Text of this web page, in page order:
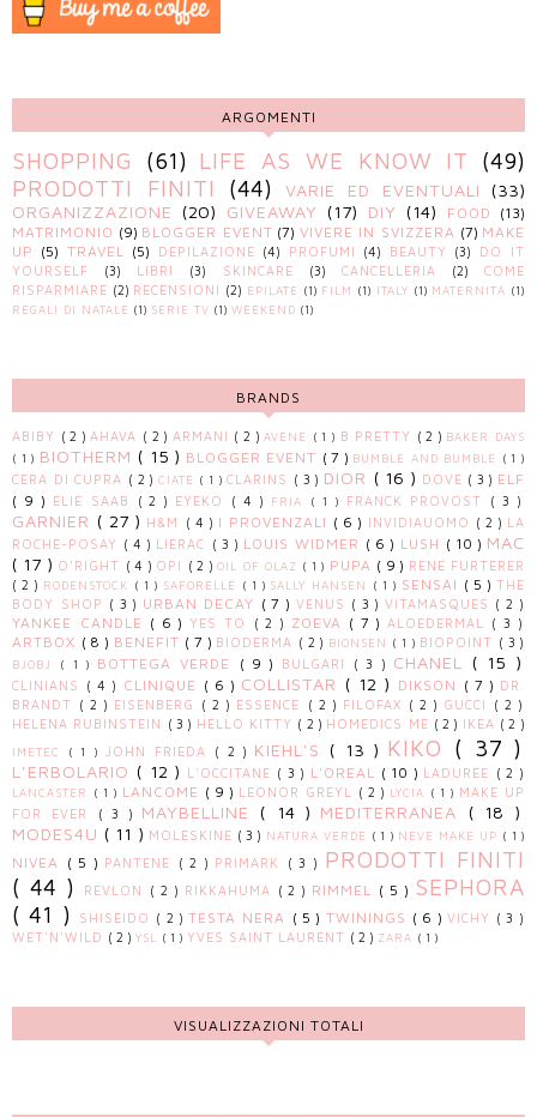
ARGOMENTI
SHOPPING (61) LIFE AS WE KNOW IT
(49)
PRODOTTI FINITI
(44) VARIE ED EVENTUALI
(33)
ORGANIZZAZIONE
(20) GIVEAWAY (17) DIY (14) FOOD
(13)
MATRIMONIO (9) BLOGGER EVENT (7) VIVERE IN SVIZZERA (7) MAKE
UP (5) TRAVEL (5) DEPILAZIONE (4) PROFUMI (4) BEAUTY (3)
DO IT
YOURSELF
(3) LIBRI (3) SKINCARE (3) CANCELLERIA (2)
COME
RISPARMIARE (2) RECENSIONI (2) EPILATE (1) FILM (1) ITALY (1) MATERNITÀ (1)
REGALI DI NATALE (1) SERIE TV (1) WEEKEND (1)
BRANDS
ABIBY ( 2 )AHAVA ( 2 ) ARMANI ( 2 )AVÈNE ( 1 ) B PRETTY ( 2 ) BAKER DAYS
( 1 ) BIOTHERM ( 15 ) BLOGGER EVENT ( 7 ) BUMBLE AND BUMBLE ( 1 )
CERA DI CUPRA ( 2 ) CIATÈ ( 1 )CLARINS ( 3 ) DIOR ( 16 ) DOVE ( 3 ) ELF
( 9 )
ELIE SAAB ( 2 ) EYEKO ( 4 ) FRIA ( 1 ) FRANCK PROVOST ( 3 )
GARNIER ( 27 ) H&M ( 4 ) I PROVENZALI ( 6 ) INVIDIAUOMO ( 2 ) LA
ROCHE-POSAY ( 4 ) LIERAC ( 3 ) LOUIS WIDMER ( 6 ) LUSH ( 10 ) MAC
( 17 ) O'RIGHT ( 4 ) OPI ( 2 )OIL OF OLAZ ( 1 ) PUPA ( 9 ) RENE FURTERER
( 2 )
RODENSTOCK ( 1 ) SAFORELLE ( 1 ) SALLY HANSEN ( 1 ) SENSAI ( 5 )THE
BODY SHOP ( 3 ) URBAN DECAY ( 7 ) VENUS ( 3 ) VITAMASQUES ( 2 )
YANKEE CANDLE ( 6 ) YES TO ( 2 ) ZOEVA ( 7 ) ALOEDERMAL ( 3 )
ARTBOX ( 8 ) BENEFIT ( 7 ) BIODERMA ( 2 ) BIONSEN ( 1 ) BIOPOINT ( 3 )
BJOBJ ( 1 ) BOTTEGA VERDE ( 9 ) BULGARI ( 3 ) CHANEL ( 15 )
CLINIANS ( 4 ) CLINIQUE ( 6 ) COLLISTAR ( 12 ) DIKSON ( 7 )
DR.
BRANDT ( 2 ) EISENBERG ( 2 ) ESSENCE ( 2 ) FILOFAX ( 2 ) GUCCI ( 2 )
HELENA RUBINSTEIN
( 3 ) HELLO KITTY ( 2 ) HOMEDICS ME ( 2 ) IKEA ( 2 )
IMETEC ( 1 ) JOHN FRIEDA ( 2 ) KIEHL'S ( 13 ) KIKO ( 37 )
L'ERBOLARIO ( 12 ) L'OCCITANE ( 3 ) L'OREAL ( 10 ) LADUREE ( 2 )
LANCASTER ( 1 ) LANCOME ( 9 ) LEONOR GREYL ( 2 ) LYCIA ( 1 )
MAKE UP
FOR EVER
( 3 ) MAYBELLINE ( 14 ) MEDITERRANEA ( 18 )
MODES4U ( 11 ) MOLESKINE ( 3 ) NATURA VERDE ( 1 ) NEVE MAKE UP ( 1 )
NIVEA ( 5 ) PANTENE ( 2 ) PRIMARK ( 3 )
PRODOTTI FINITI
( 44 )
REVLON ( 2 ) RIKKAHUMA ( 2 ) RIMMEL ( 5 ) SEPHORA
( 41 )
SHISEIDO ( 2 )TESTA NERA ( 5 ) TWININGS ( 6 ) VICHY ( 3 )
WET'N'WILD ( 2 ) YSL ( 1 ) YVES SAINT LAURENT ( 2 ) ZARA ( 1 )
VISUALIZZAZIONI TOTALI